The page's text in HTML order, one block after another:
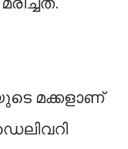
മക്കളാണ്